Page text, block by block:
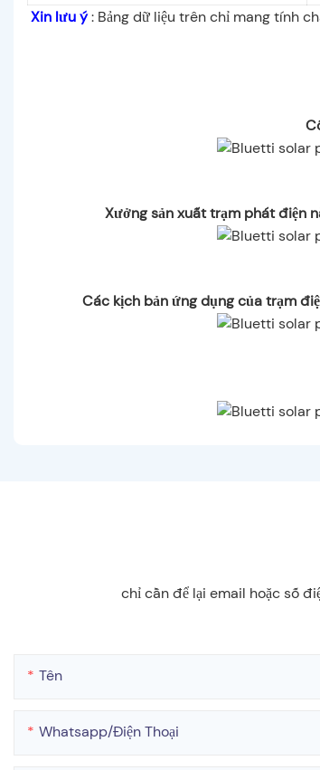
Xin lưu ý: Bảng dữ liệu trên chỉ mang tính
Xưởng sản xuất trạm phát điện
Các kịch bản ứng dụng của trạm
chỉ cần để lại email hoặc số
Tên
Whatsapp/điện Thoại